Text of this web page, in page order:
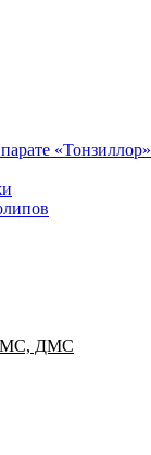
«Тонзиллор»
ОМС, ДМС